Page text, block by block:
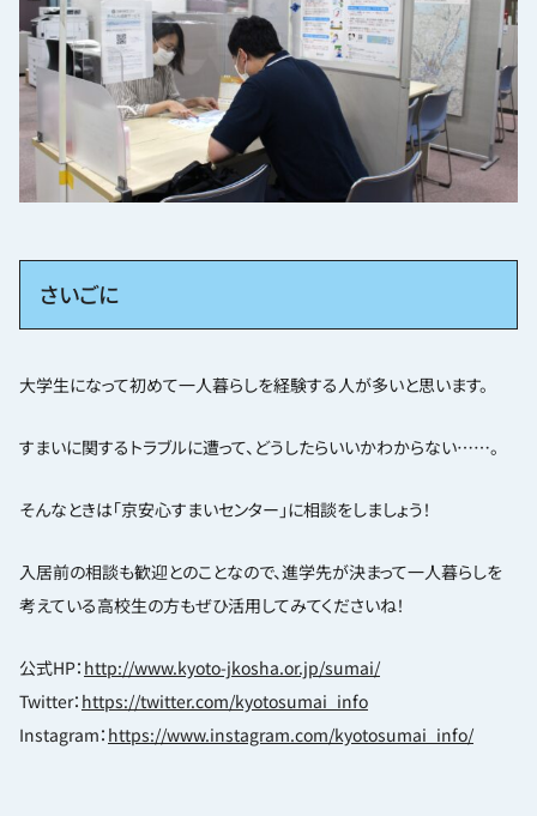
さいごに
大学生になって初めて一人暮らしを経験する人が多いと思います。
すまいに関するトラブルに遭って、どうしたらいいかわからない……。
そんなときは「京安心すまいセンター」に相談をしましょう！
入居前の相談も歓迎とのことなので、進学先が決まって一人暮らしを
考えている高校生の方もぜひ活用してみてくださいね！
公式HP： http://www.kyoto-jkosha.or.jp/sumai/
Twitter： https://twitter.com/kyotosumai_info
Instagram： https://www.instagram.com/kyotosumai_info/